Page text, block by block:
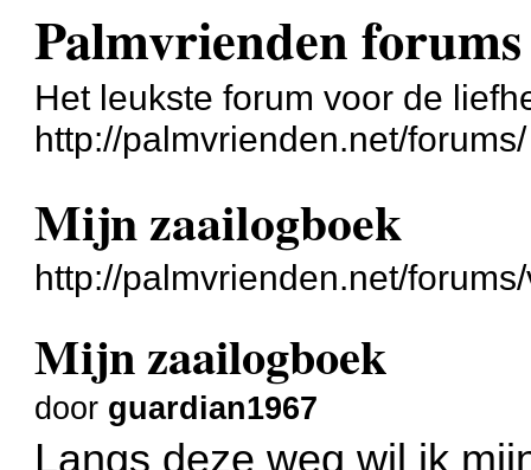
Palmvrienden forums
Het leukste forum voor de
http://palmvrienden.net/forums/
Mijn zaailogboek
http://palmvrienden.net/
Mijn zaailogboek
door guardian1967
Langs deze weg wil ik